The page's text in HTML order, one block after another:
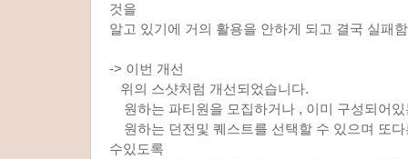
것을
알고 있기에 거의 활용을 안하게 되고 결국 실패함
-> 이번 개선
위의 스샷처럼 개선되었습니다.
원하는 파티원을 모집하거나 , 이미 구성되어
원하는 던전및 퀘스트를 선택할 수 있으며 또
수있도록